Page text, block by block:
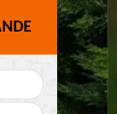
Elagage arbre fruitier
71